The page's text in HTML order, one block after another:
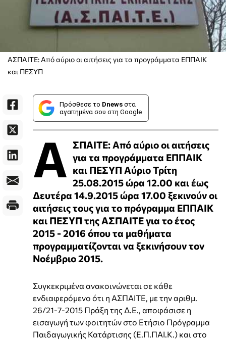
ΑΣΠΑΙΤΕ: Από αύριο οι αιτήσεις για τα προγράμματα ΕΠΠΑΙΚ
και ΠΕΣΥΠ
Πρόσθεσε το Dnews στα
αγαπημένα σου στη Google
Α ΣΠΑΙΤΕ: Από αύριο οι αιτήσεις
για τα προγράμματα ΕΠΠΑΙΚ
και ΠΕΣΥΠ Αύριο Τρίτη
25.08.2015 ώρα 12.00 και έως
Δευτέρα 14.9.2015 ώρα 17.00 ξεκινούν οι
αιτήσεις τους για το πρόγραμμα ΕΠΠΑΙΚ
και ΠΕΣΥΠ της ΑΣΠΑΙΤΕ για το έτος
2015 - 2016 όπου τα μαθήματα
προγραμματίζονται να ξεκινήσουν τον
Νοέμβριο 2015.
Συγκεκριμένα ανακοινώνεται σε κάθε
ενδιαφερόμενο ότι η ΑΣΠΑΙΤΕ, με την αριθμ.
26/21-7-2015 Πράξη της Δ.Ε., αποφάσισε η
εισαγωγή των φοιτητών στο Ετήσιο Πρόγραμμα
Παιδαγωγικής Κατάρτισης (Ε.Π.ΠΑΙ.Κ.) και στο